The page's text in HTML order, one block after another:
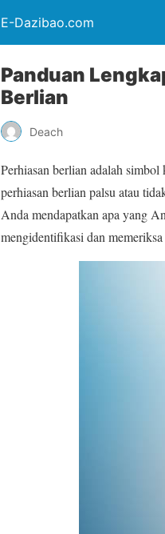
E-Dazibao.com
Panduan
Berlian
Deach
Perhiasan berlian adalah
perhiasan berlian palsu atau
Anda mendapatkan apa yang
mengidentifikasi dan memeriksa